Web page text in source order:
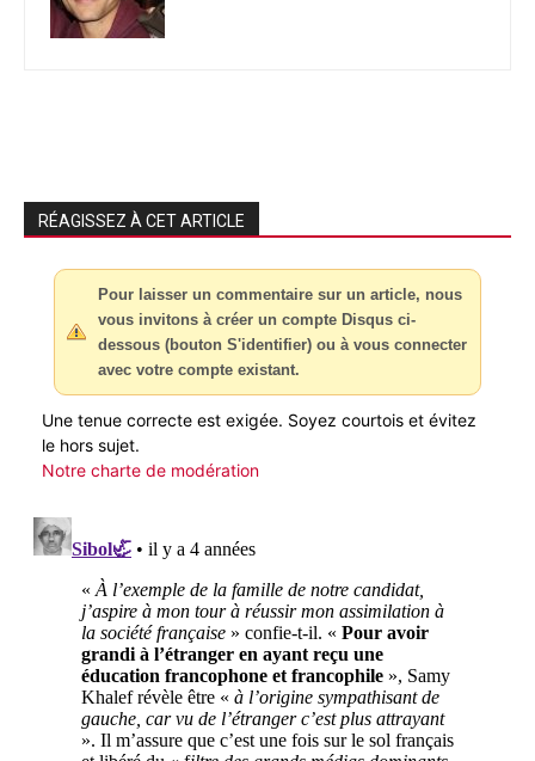
RÉAGISSEZ À CET ARTICLE
Pour laisser un commentaire sur un article, nous
vous invitons à créer un compte Disqus ci-
dessous (bouton S'identifier) ou à vous connecter
avec votre compte existant.
Une tenue correcte est exigée. Soyez courtois et évitez
le hors sujet.
Notre charte de modération